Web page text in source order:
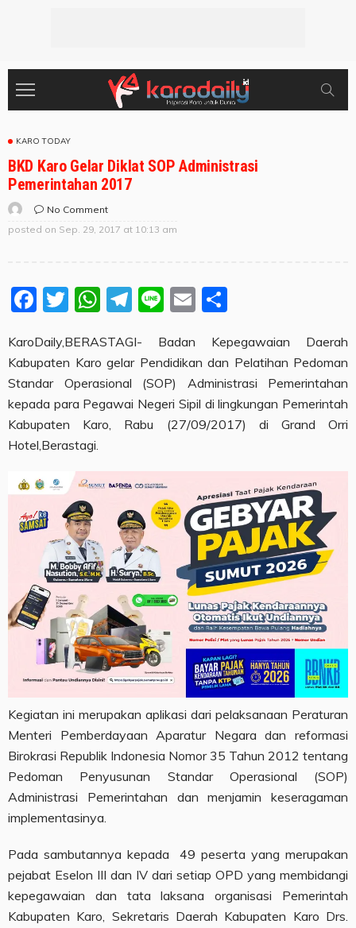
KARO TODAY
BKD Karo Gelar Diklat SOP Administrasi
Pemerintahan 2017
No Comment
posted on Sep. 29, 2017 at 10:13 am
Facebook
Twitter
WhatsApp
Telegram
LineEmail
KaroDaily,BERASTAGI- Badan Kepegawaian Daerah
Kabupaten Karo gelar Pendidikan dan Pelatihan Pedoman
Standar Operasional (SOP) Administrasi Pemerintahan
kepada para Pegawai Negeri Sipil di lingkungan Pemerintah
Kabupaten Karo, Rabu (27/09/2017) di Grand Orri
Hotel,Berastagi.
Kegiatan ini merupakan aplikasi dari pelaksanaan Peraturan
Menteri Pemberdayaan Aparatur Negara dan reformasi
Birokrasi Republik Indonesia Nomor 35 Tahun 2012 tentang
Pedoman Penyusunan Standar Operasional (SOP)
Administrasi Pemerintahan dan menjamin keseragaman
implementasinya.
Pada sambutannya kepada 49 peserta yang merupakan
pejabat Eselon III dan IV dari setiap OPD yang membidangi
kepegawaian dan tata laksana organisasi Pemerintah
Kabupaten Karo, Sekretaris Daerah Kabupaten Karo Drs.